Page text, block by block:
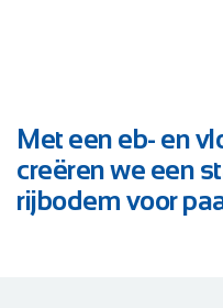
Met een eb- en
creëren we een
rijbodem voor